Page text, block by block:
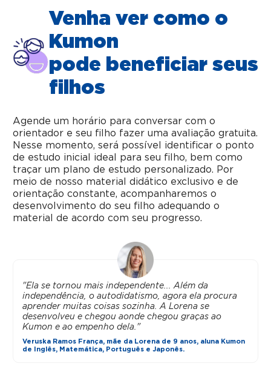
Venha ver como o
Kumon
pode beneficiar seus
filhos
Agende um horário para conversar com o
orientador e seu filho fazer uma avaliação gratuita.
Nesse momento, será possível identificar o ponto
de estudo inicial ideal para seu filho, bem como
traçar um plano de estudo personalizado. Por
meio de nosso material didático exclusivo e de
orientação constante, acompanharemos o
desenvolvimento do seu filho adequando o
material de acordo com seu progresso.
"Ela se tornou mais independente... Além da
independência, o autodidatismo, agora ela procura
aprender muitas coisas sozinha. A Lorena se
desenvolveu e chegou aonde chegou graças ao
Kumon e ao empenho dela."
Veruska Ramos França, mãe da Lorena de 9 anos, aluna Kumon
de Inglês, Matemática, Português e Japonês.